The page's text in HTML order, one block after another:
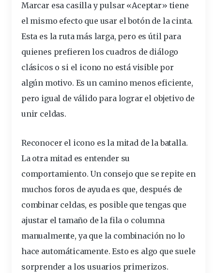
Marcar esa casilla y pulsar «Aceptar» tiene
el mismo efecto que usar el botón de la cinta.
Esta es la ruta más larga, pero es útil para
quienes prefieren los cuadros de diálogo
clásicos o si el icono no está visible por
algún motivo. Es un camino menos eficiente,
pero igual de válido para lograr el objetivo de
unir celdas.
Reconocer el icono es la mitad de la batalla.
La otra mitad es entender su
comportamiento. Un consejo que se repite en
muchos foros de ayuda es que, después de
combinar celdas, es posible que tengas que
ajustar el tamaño de la fila o columna
manualmente, ya que la combinación no lo
hace automáticamente. Esto es algo que suele
sorprender a los usuarios primerizos.